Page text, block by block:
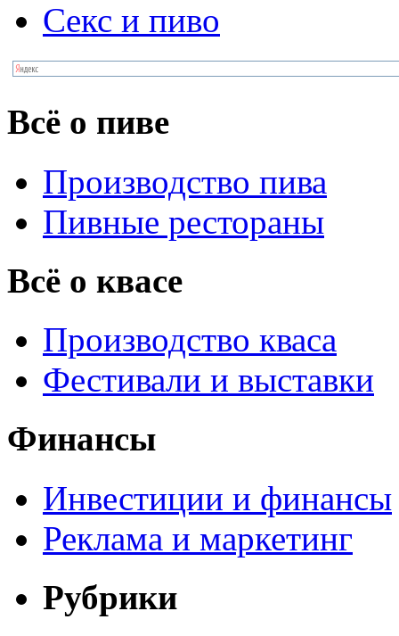
Секс и пиво
Всё о пиве
Производство пива
Пивные рестораны
Всё о квасе
Производство кваса
Фестивали и выставки
Финансы
Инвестиции и финансы
Реклама и маркетинг
Рубрики